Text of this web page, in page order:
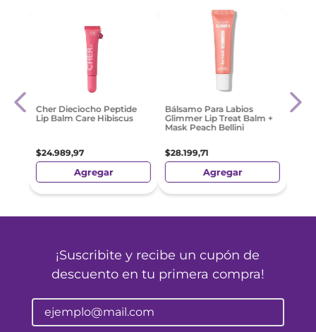
Cher Dieciocho Peptide
Lip Balm Care Hibiscus
$24.989,97
Agregar
Bálsamo Para Labios
Glimmer Lip Treat Balm +
Mask Peach Bellini
$28.199,71
Agregar
¡Suscribite y recibe un cupón de
descuento en tu primera compra!